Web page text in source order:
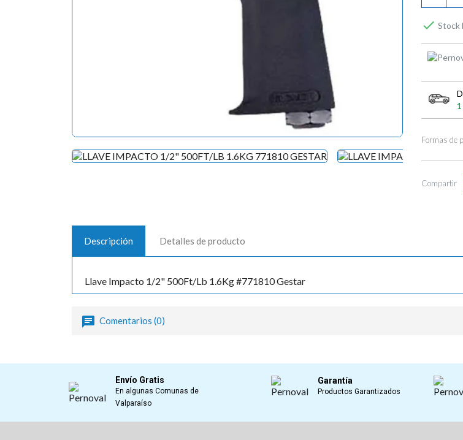
 Stock
Formas de
Compartir
Descripción Detalles de producto
Llave Impacto 1/2" 500Ft/Lb 1.6Kg #771810 Gestar
Comentarios (0)
Envío Gratis
En algunas Comunas de
Valparaíso
Garantía
Productos Garantizados